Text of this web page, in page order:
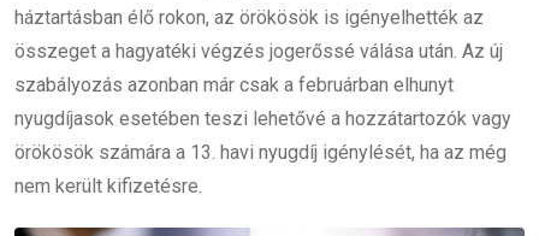
háztartásban élő rokon, az örökösök is igényelhették az
összeget a hagyatéki végzés jogerőssé válása után. Az új
szabályozás azonban már csak a februárban elhunyt
nyugdíjasok esetében teszi lehetővé a hozzátartozók vagy
örökösök számára a 13. havi nyugdíj igénylését, ha az még
nem került kifizetésre.